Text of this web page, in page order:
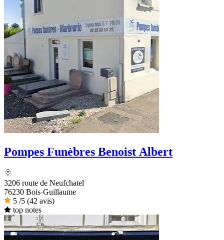
Pompes Funèbres Benoist Albert
3206 route de Neufchatel
76230 Bois-Guillaume
5 /5 (42 avis)
top notes